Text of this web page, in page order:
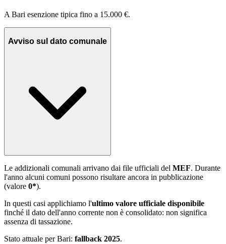
A Bari esenzione tipica fino a 15.000 €.
Avviso sul dato comunale
Le addizionali comunali arrivano dai file ufficiali del MEF. Durante
l'anno alcuni comuni possono risultare ancora in pubblicazione
(valore 0*).
In questi casi applichiamo l'ultimo valore ufficiale disponibile
finché il dato dell'anno corrente non è consolidato: non significa
assenza di tassazione.
Stato attuale perBari: fallback 2025.